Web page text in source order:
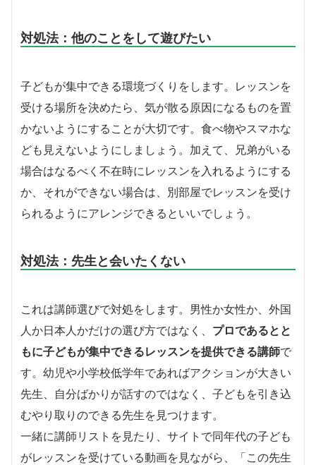
対処法：他のことをして遊びたい
子どもが集中できる環境づくりをします。レッスンを
受ける場所を決めたら、気が散る原因になるものを置
かないようにすることが大切です。食べ物やスマホな
ども見えないようにしましょう。加えて、兄弟がいる
場合はなるべく不在時にレッスンを入れるようにする
か、それができない場合は、別部屋でレッスンを受け
られるようにアレンジできるといいでしょう。
対処法：先生と会いたくない
これは講師選びで対処をします。男性か女性か、外国
人か日本人かだけの選び方ではなく、 プロであるとと
もに子どもが集中できるレッスンを提供できる講師で
す。幼児や小学校低学年であればアクションが大きい
先生、自分ばかりが話すのではなく、子どもを引き込
むやり取りのできる先生を見つけます。
一緒に講師リストを見たり、サイトで同年代の子ども
がレッスンを受けている動画を見ながら、「この先生